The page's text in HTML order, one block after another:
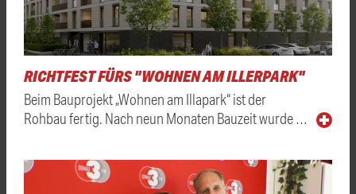
RICHTFEST FÜRS "WOHNEN AM ILLERPARK"
Beim Bauprojekt „Wohnen am Illapark“ ist der
Rohbau fertig. Nach neun Monaten Bauzeit wurde …